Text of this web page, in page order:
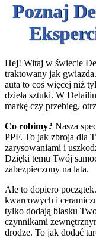
Poznaj
Hej! Witaj w świecie
traktowany jak
auta to coś więcej niż
dzieła sztuki. W
markę czy przebieg,
Co robimy? Nasza
PPF. To jak zbroja dla
zarysowaniami i
Dzięki temu Twój
zabezpieczony na lata.
Ale to dopiero
kwarcowych i
tylko dodają blasku
czynnikami
drodze. To jak dodać